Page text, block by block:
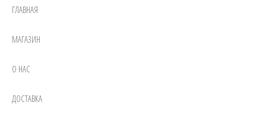
ГЛАВНАЯ
МАГАЗИН
О НАС
ДОСТАВКА